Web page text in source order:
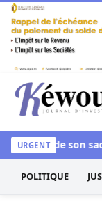
Aller au contenu
Kéwoulo, le
URGENT
vide son sac
POLITIQUE